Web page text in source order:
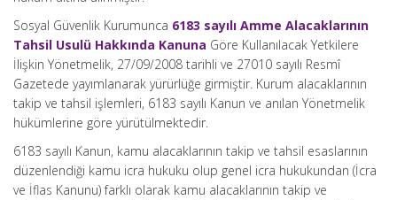
Sosyal Güvenlik Kurumunca 6183 sayılı Amme Alacaklarının
Tahsil Usulü Hakkında Kanuna Göre Kullanılacak Yetkilere
İlişkin Yönetmelik, 27/09/2008 tarihli ve 27010 sayılı Resmî
Gazetede yayımlanarak yürürlüğe girmiştir. Kurum alacaklarının
takip ve tahsil işlemleri, 6183 sayılı Kanun ve anılan Yönetmelik
hükümlerine göre yürütülmektedir.
6183 sayılı Kanun, kamu alacaklarının takip ve tahsil esaslarının
düzenlendiği kamu icra hukuku olup genel icra hukukundan (İcra
ve İflas Kanunu) farklı olarak kamu alacaklarının takip ve